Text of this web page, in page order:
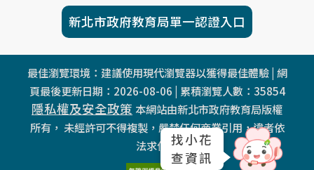
找小花
查資訊
新北市政府教育局單一認證入口
最佳瀏覽環境：建議使用現代瀏覽器以獲得最佳體驗 | 網
頁最後更新日期： 2026-08-06 | 累積瀏覽人數： 35854
隱私權及安全政策 本網站由新北市政府教育局版權
所有， 未經許可不得複製，嚴禁任何商業引用，違者依
法求償。